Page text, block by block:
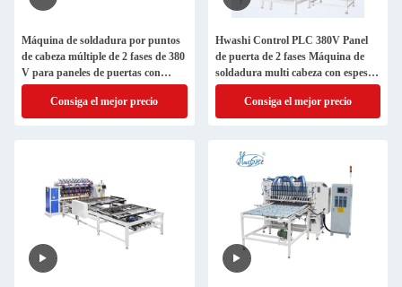
Máquina de soldadura por puntos
de cabeza múltiple de 2 fases de 380
V para paneles de puertas con
espesor de soldadura de 3+3 mm
Consiga el mejor precio
Hwashi Control PLC 380V Panel
de puerta de 2 fases Máquina de
soldadura multi cabeza con espesor
de soldadura de 3 + 3 mm
Consiga el mejor precio